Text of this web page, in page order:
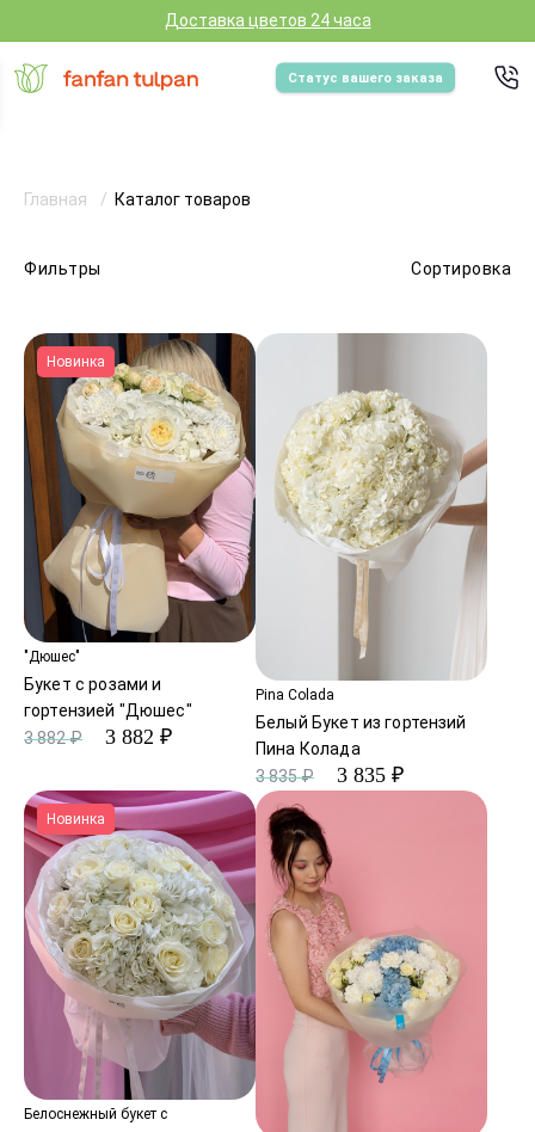
Доставка цветов 24 часа
Статус вашего заказа
Фильтры Сортировка
Главная Каталог товаров
Новинка
"Дюшес"
Букет с розами и
гортензией "Дюшес"
3 882 ₽
3 882 ₽
Pina Colada
Белый Букет из гортензий
Пина Колада
3 835 ₽
3 835 ₽
Новинка
Белоснежный букет с